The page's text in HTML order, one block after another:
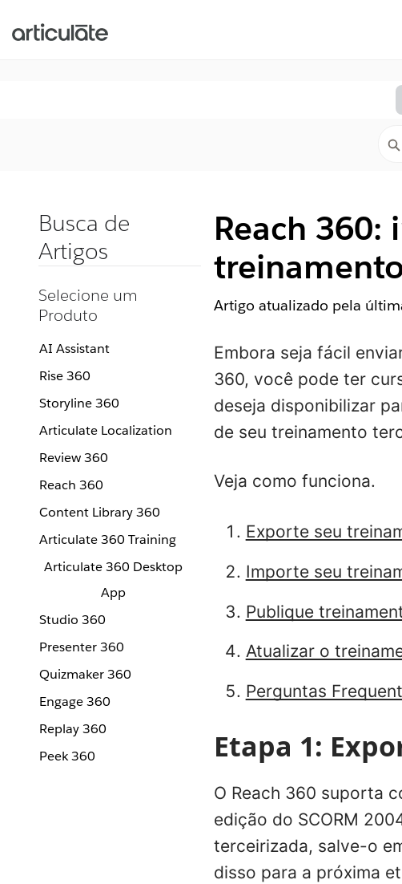
Busca de
Artigos
Selecione um
Produto
AI Assistant
Rise 360
Storyline 360
Articulate Localization
Review 360
Reach 360
Content Library 360
Articulate 360 Training
Articulate 360 Desktop
App
Studio 360
Presenter 360
Quizmaker 360
Engage 360
Replay 360
Peek 360
Reach 360:
Artigo atualizado pela
Embora seja fácil
360, você pode ter
deseja disponibilizar
de seu treinamento
Veja como funciona.
Exporte seu
Importe seu
Publique
Atualizar o
Perguntas
Etapa 1:
O Reach 360 suporta
edição do SCORM
terceirizada, salve-o
disso para a próxima